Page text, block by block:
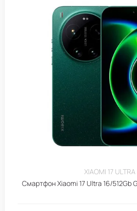
XIAOMI 17 ULTRA
Смартфон Xiaomi 17 Ultra 16/512Gb